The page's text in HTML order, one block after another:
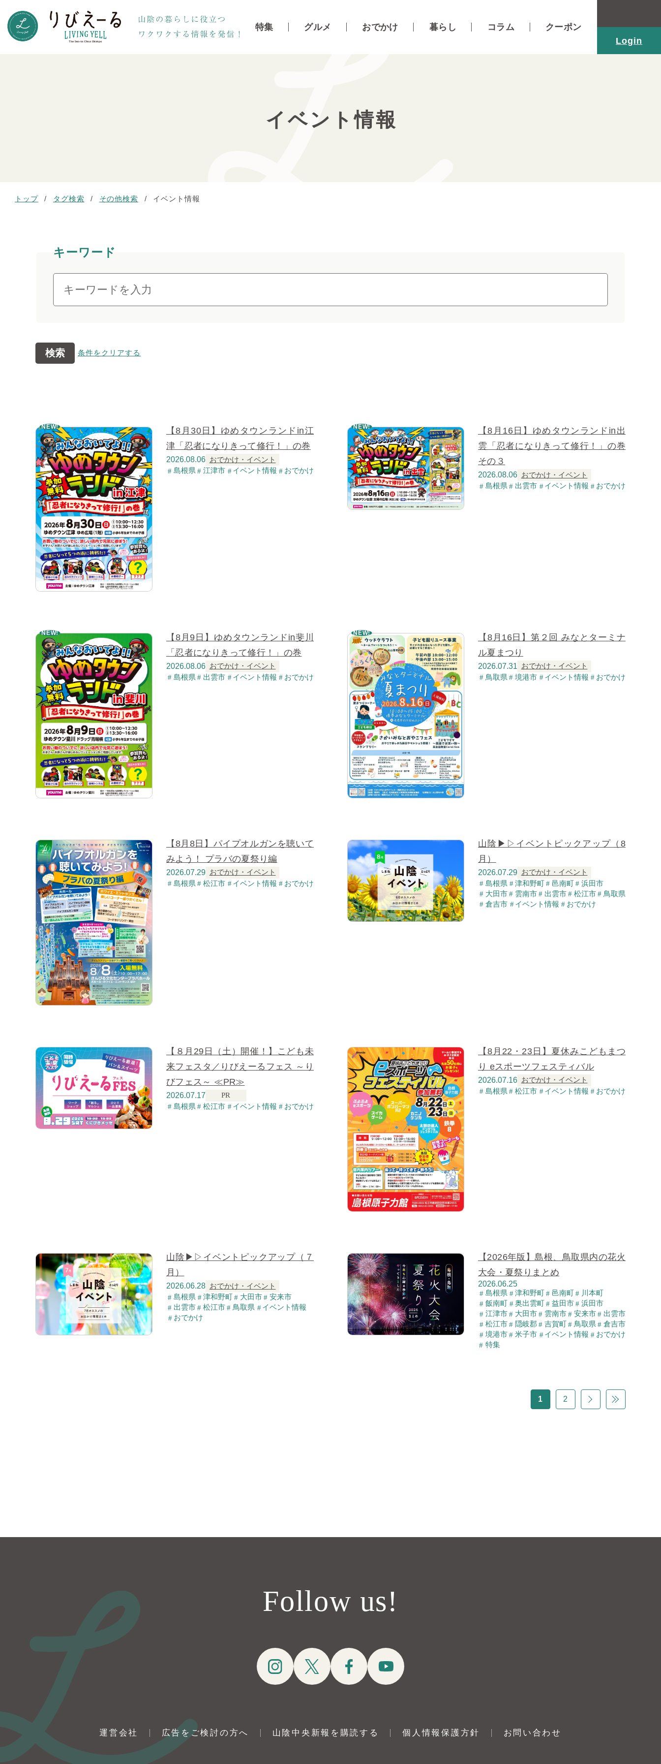
特集 グルメ おでかけ 暮らし コラム
クーポン
Login
イベント情報
トップ / タグ検索 / その他検索 / イベント情報
キーワード
検索 条件をクリアする
NEW!
【8月30日】ゆめタウンランドin江
津「忍者になりきって修行！」の巻
2026.08.06 おでかけ・イベント
島根県
江津市 イベント情報 おでかけ
NEW!
【8月16日】ゆめタウンランドin出
雲「忍者になりきって修行！」の巻
その３
2026.08.06 おでかけ・イベント
島根県
出雲市 イベント情報 おでかけ
NEW!
【8月9日】ゆめタウンランドin斐川
「忍者になりきって修行！」の巻
2026.08.06 おでかけ・イベント
島根県
出雲市 イベント情報 おでかけ
NEW!
【8月16日】第２回 みなとターミナ
ル夏まつり
2026.07.31
おでかけ・イベント
鳥取県
境港市 イベント情報 おでかけ
【8月8日】パイプオルガンを聴いて
みよう！ プラバの夏祭り編
2026.07.29 おでかけ・イベント
島根県
松江市 イベント情報 おでかけ
山陰▶▷イベントピックアップ（8
月）
2026.07.29 おでかけ・イベント
島根県
津和野町 邑南町
浜田市
大田市
雲南市 出雲市 松江市
鳥取県
倉吉市
イベント情報 おでかけ
【８月29日（土）開催！】こども未
来フェスタ／りびえーるフェス ～り
びフェス～ ≪PR≫
2026.07.17
PR
島根県
松江市 イベント情報 おでかけ
【8月22・23日】夏休みこどもまつ
り eスポーツフェスティバル
2026.07.16 おでかけ・イベント
島根県
松江市 イベント情報 おでかけ
山陰▶▷イベントピックアップ（７
月）
2026.06.28 おでかけ・イベント
島根県
津和野町 大田市
安来市
出雲市
松江市 鳥取県
イベント情報
おでかけ
【2026年版】島根、鳥取県内の花火
大会・夏祭りまとめ
2026.06.25
島根県 津和野町 邑南町
川本町
飯南町
奥出雲町 益田市
浜田市
江津市
大田市 雲南市 安来市
出雲市
松江市
隠岐郡 吉賀町 鳥取県
倉吉市
境港市
米子市 イベント情報
おでかけ
特集
1 2
Follow us!
運営会社 広告をご検討の方へ 山陰中央新報を購読する 個人情報保護方針 お問い合わせ